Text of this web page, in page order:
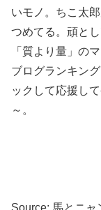
いモノ。ちこ太
つめてる。頑と
「質より量」の
ブログランキン
ックして応援し